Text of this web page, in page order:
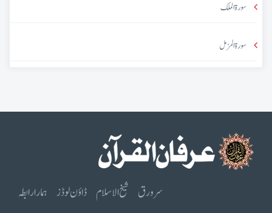
سورۃ الملک
سورۃ المزمل
سرورق شیخ الاسلام ڈاؤن لوڈز ہمارا رابطہ